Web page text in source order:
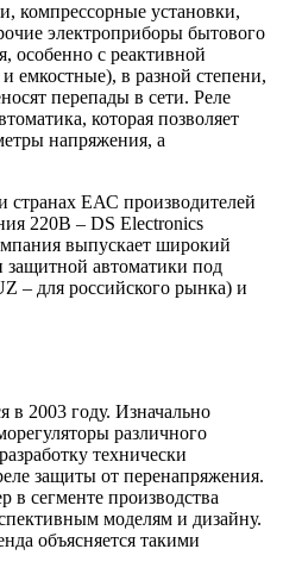
компрессорные установки,
электроприборы бытового
особенно с реактивной
емкостные), в разной степени,
перепады в сети. Реле
которая позволяет
напряжения, а
ЕАС производителей
220В – DS Electronics
выпускает широкий
автоматики под
– для российского рынка) и
в 2003 году. Изначально
различного
технически
защиты от перенапряжения.
в сегменте производства
моделям и дизайну.
объясняется такими